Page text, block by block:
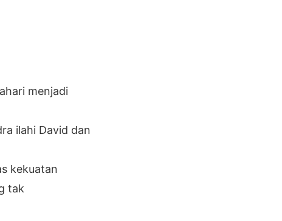
menjadi
ilahi David dan
kekuatan
tak